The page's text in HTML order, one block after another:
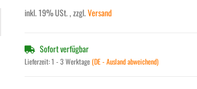
inkl. 19% USt. , zzgl.Versand
Sofort verfügbar
Lieferzeit:1 - 3 Werktage(DE - Ausland abweichend)